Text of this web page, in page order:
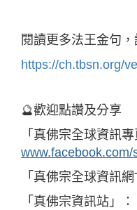
閱讀更多法王金句，
https://ch.tbsn.org/
🔮歡迎點讚及分享
「真佛宗全球資訊專
www.facebook.com/
「真佛宗全球資訊
「真佛宗資訊站」：